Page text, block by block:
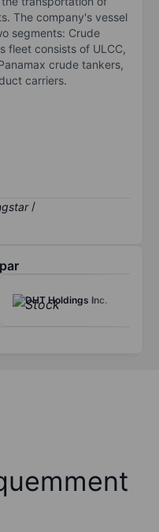
The company's vessel
segments: Crude
fleet consists of ULCC,
crude tankers,
carriers.
/
DHT Holdings Inc.